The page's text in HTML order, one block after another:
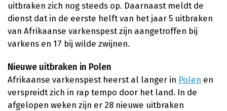
uitbraken zich nog steeds op. Daarnaast meldt de
dienst dat in de eerste helft van het jaar 5 uitbraken
van Afrikaanse varkenspest zijn aangetroffen bij
varkens en 17 bij wilde zwijnen.
Nieuwe uitbraken in Polen
Afrikaanse varkenspest heerst al langer in Polen en
verspreidt zich in rap tempo door het land. In de
afgelopen weken zijn er 28 nieuwe uitbraken